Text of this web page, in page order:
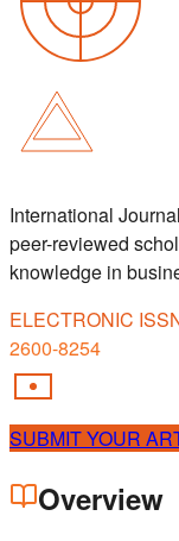
International
peer-reviewed
knowledge in
ELECTRONIC
2600-8254
SUBMIT YOUR
Overview